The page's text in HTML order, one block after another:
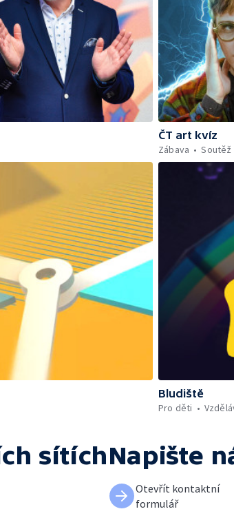
ČT art kvíz
Zábava
Soutěž
Bludiště
Pro děti
sítíchNapište
Otevřít kontaktní
formulář